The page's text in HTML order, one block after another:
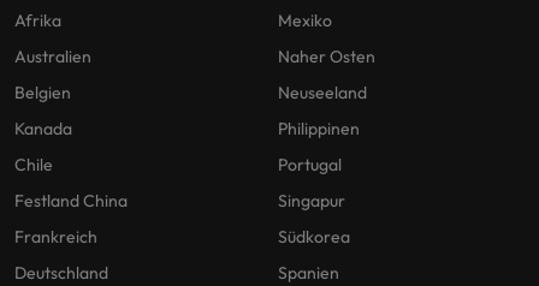
Afrika
Australien
Belgien
Kanada
Chile
Festland China
Frankreich
Deutschland
Mexiko
Naher Osten
Neuseeland
Philippinen
Portugal
Singapur
Südkorea
Spanien